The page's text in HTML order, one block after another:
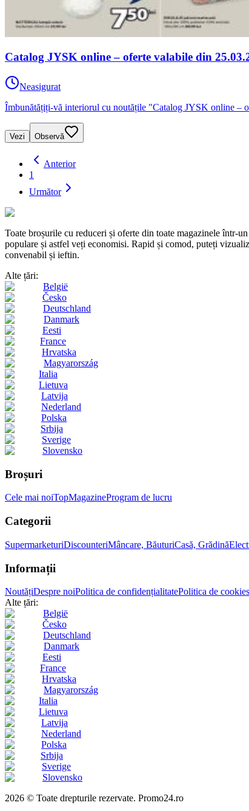
Catalog JYSK online – oferte valabile din
Neasigurat
Îmbunătățiți-vă interiorul cu noutățile "Catalog JYSK online –
Vezi Observă
Anterior
1
Următor
Toate broșurile cu reduceri și oferte din toate magazinele
populare și astfel veți economisi. Rapid și comod, puteți
convenabil și ieftin.
Alte țări:
België
Česko
Deutschland
Danmark
Eesti
France
Hrvatska
Magyarország
Italia
Lietuva
Latvija
Nederland
Polska
Srbija
Sverige
Slovensko
Broșuri
Cele mai noiTopMagazineProgram de lucru
Categorii
SupermarketuriDiscounteriMâncare, BăuturiCasă, Grădină
Informații
NoutățiDespre noiPolitica de confidențialitatePolitica de cookies
Alte țări:
België
Česko
Deutschland
Danmark
Eesti
France
Hrvatska
Magyarország
Italia
Lietuva
Latvija
Nederland
Polska
Srbija
Sverige
Slovensko
2026 © Toate drepturile rezervate. Promo24.ro